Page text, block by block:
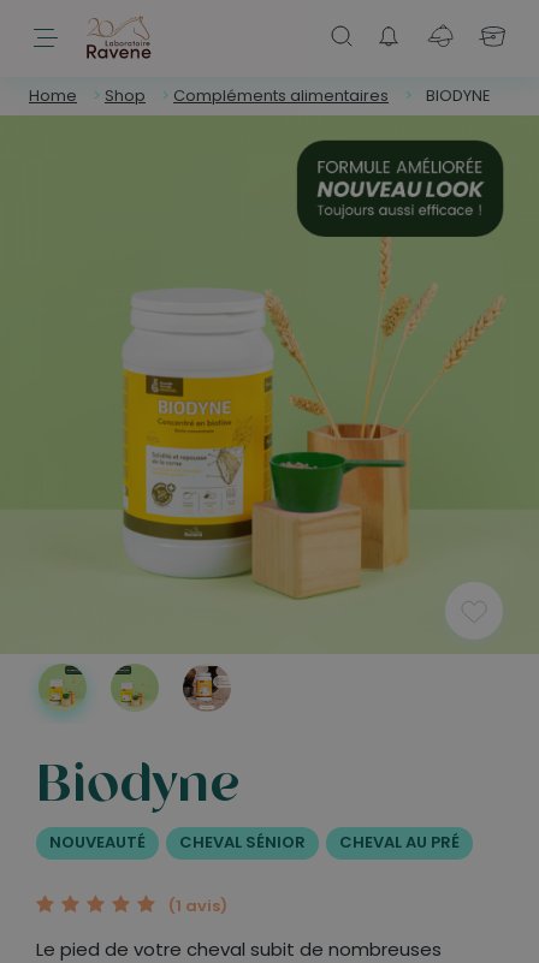
Home > Shop > Compléments alimentaires > BIODYNE
biodyne
NOUVEAUTÉ CHEVAL SÉNIOR CHEVAL AU PRÉ
1 2 3 4 (1 avis)
Le pied de votre cheval subit de nombreuses